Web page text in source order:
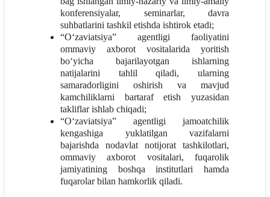
konferensiyalar, seminarlar, davra
suhbatlarini tashkil etishda ishtirok etadi;
“O‘zaviatsiya” agentligi faoliyatini
ommaviy axborot vositalarida yoritish
bo‘yicha bajarilayotgan ishlarning
natijalarini tahlil qiladi, ularning
samaradorligini oshirish va mavjud
kamchiliklarni bartaraf etish yuzasidan
takliflar ishlab chiqadi;
“O‘zaviatsiya” agentligi jamoatchilik
kengashiga yuklatilgan vazifalarni
bajarishda nodavlat notijorat tashkilotlari,
ommaviy axborot vositalari, fuqarolik
jamiyatining boshqa institutlari hamda
fuqarolar bilan hamkorlik qiladi.